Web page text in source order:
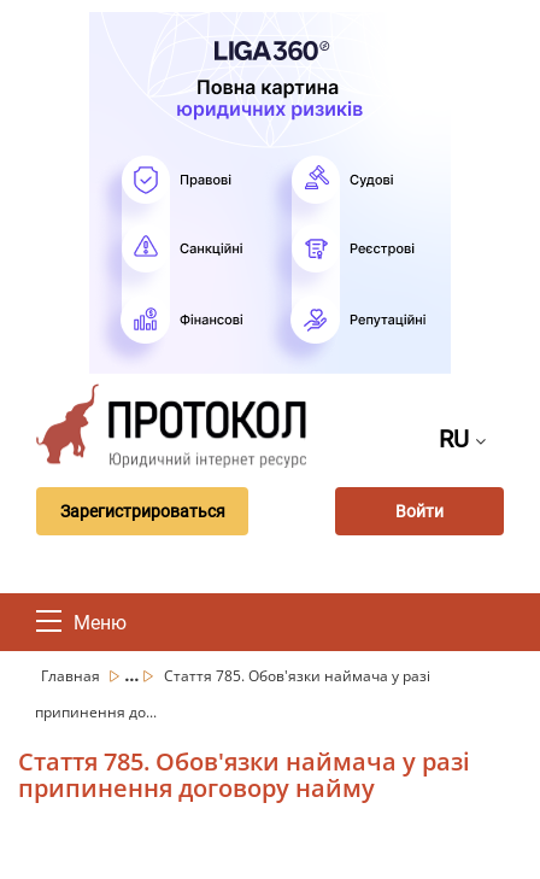
RU
Зарегистрироваться Войти
Меню
Главная ...
Стаття 785. Обов'язки наймача у разі
припинення до...
Стаття 785. Обов'язки наймача у разі
припинення договору найму